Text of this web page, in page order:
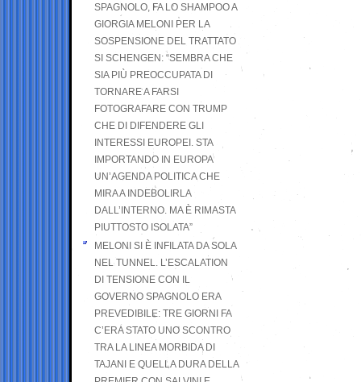
SPAGNOLO, FA LO SHAMPOO A
GIORGIA MELONI PER LA
SOSPENSIONE DEL TRATTATO
SI SCHENGEN: “SEMBRA CHE
SIA PIÙ PREOCCUPATA DI
TORNARE A FARSI
FOTOGRAFARE CON TRUMP
CHE DI DIFENDERE GLI
INTERESSI EUROPEI. STA
IMPORTANDO IN EUROPA
UN’AGENDA POLITICA CHE
MIRA A INDEBOLIRLA
DALL’INTERNO. MA È RIMASTA
PIUTTOSTO ISOLATA”
MELONI SI È INFILATA DA SOLA
NEL TUNNEL. L’ESCALATION
DI TENSIONE CON IL
GOVERNO SPAGNOLO ERA
PREVEDIBILE: TRE GIORNI FA
C’ERA STATO UNO SCONTRO
TRA LA LINEA MORBIDA DI
TAJANI E QUELLA DURA DELLA